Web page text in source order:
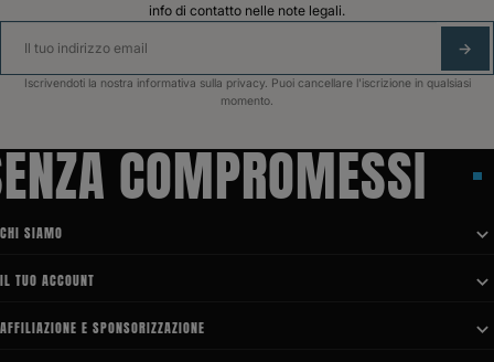
info di contatto nelle note legali.
Iscrivendoti la nostra informativa sulla privacy. Puoi cancellare l'iscrizione in qualsiasi
momento.
COMPROMESSI
CHI SIAMO 
IL TUO ACCOUNT 
AFFILIAZIONE E SPONSORIZZAZIONE 